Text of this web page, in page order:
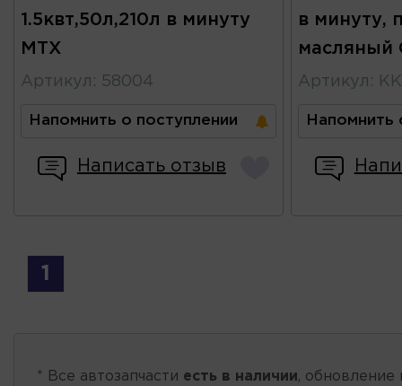
1.5квт,50л,210л в минуту
MTX
Артикул : 58004
Напомнить о поступлении
Написать отзыв
в минуту,
масляный
Артикул :
Напомнить
1
* Все автозапчасти есть в наличии, обновление